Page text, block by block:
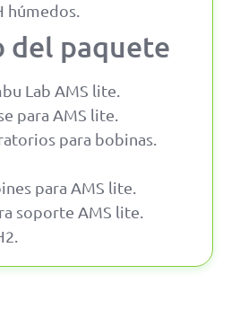
húmedos.
del paquete
Lab AMS lite.
para AMS lite.
para bobinas.
para AMS lite.
soporte AMS lite.